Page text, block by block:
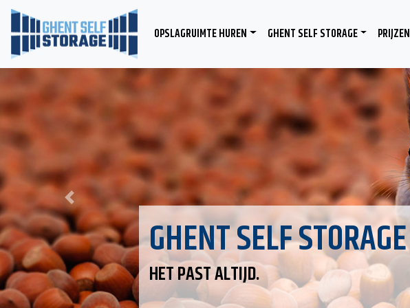
OPSLAGRUIMTE HUREN GHENT SELF STORAGE PRIJZEN
Previous
GHENT SELF STORAGE
HET PAST ALTIJD.